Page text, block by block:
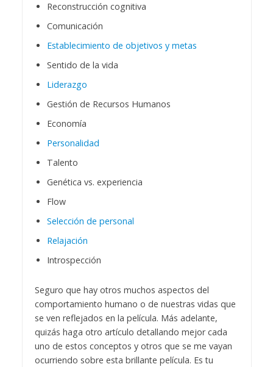
Reconstrucción cognitiva
Comunicación
Establecimiento de objetivos y metas
Sentido de la vida
Liderazgo
Gestión de Recursos Humanos
Economía
Personalidad
Talento
Genética vs. experiencia
Flow
Selección de personal
Relajación
Introspección
Seguro que hay otros muchos aspectos del
comportamiento humano o de nuestras vidas que
se ven reflejados en la película. Más adelante,
quizás haga otro artículo detallando mejor cada
uno de estos conceptos y otros que se me vayan
ocurriendo sobre esta brillante película. Es tu